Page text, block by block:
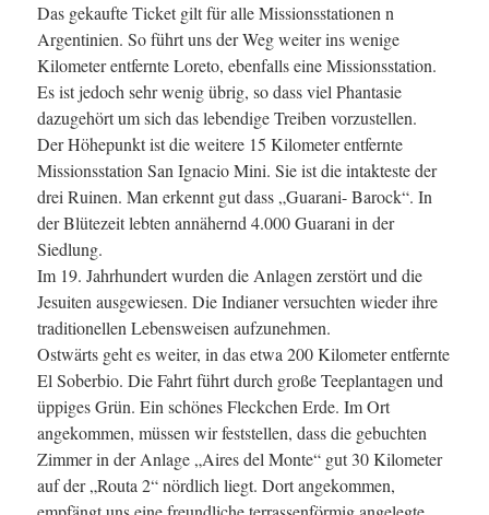
Das gekaufte Ticket gilt für alle Missionsstationen n
Argentinien. So führt uns der Weg weiter ins wenige
Kilometer entfernte Loreto, ebenfalls eine Missionsstation.
Es ist jedoch sehr wenig übrig, so dass viel Phantasie
dazugehört um sich das lebendige Treiben vorzustellen.
Der Höhepunkt ist die weitere 15 Kilometer entfernte
Missionsstation San Ignacio Mini. Sie ist die intakteste der
drei Ruinen. Man erkennt gut dass „Guarani- Barock“. In
der Blütezeit lebten annähernd 4.000 Guarani in der
Siedlung.
Im 19. Jahrhundert wurden die Anlagen zerstört und die
Jesuiten ausgewiesen. Die Indianer versuchten wieder ihre
traditionellen Lebensweisen aufzunehmen.
Ostwärts geht es weiter, in das etwa 200 Kilometer entfernte
El Soberbio. Die Fahrt führt durch große Teeplantagen und
üppiges Grün. Ein schönes Fleckchen Erde. Im Ort
angekommen, müssen wir feststellen, dass die gebuchten
Zimmer in der Anlage „Aires del Monte“ gut 30 Kilometer
auf der „Routa 2“ nördlich liegt. Dort angekommen,